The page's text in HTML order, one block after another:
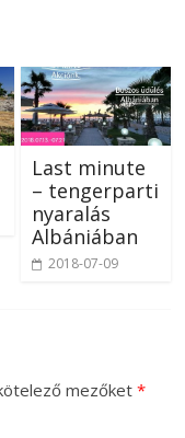
Last minute
– tengerparti
nyaralás
Albániában
2018-07-09
mezőket*